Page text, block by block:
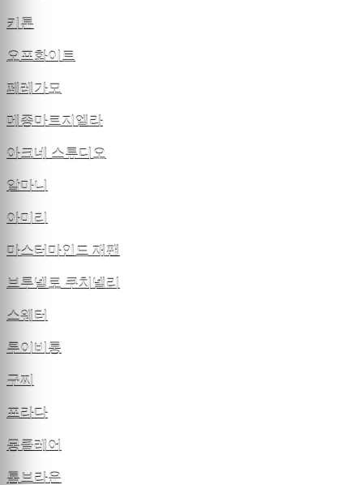
키톤
오프화이트
페레가모
메종마르지엘라
아크네 스튜디오
알마니
아미리
마스터마인드 재팬
브루넬로 쿠치넬리
스웨터
루이비통
구찌
프라다
몽클레어
톰브라운